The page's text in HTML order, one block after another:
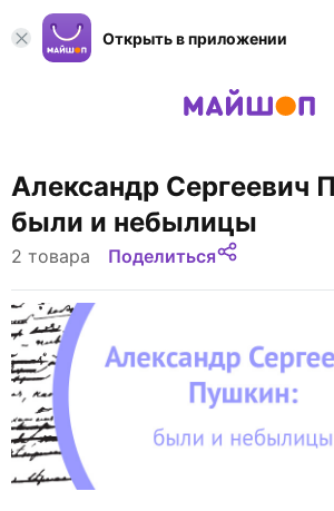
Открыть в приложении
Александр Сергеевич
были и небылицы
2 товара Поделиться